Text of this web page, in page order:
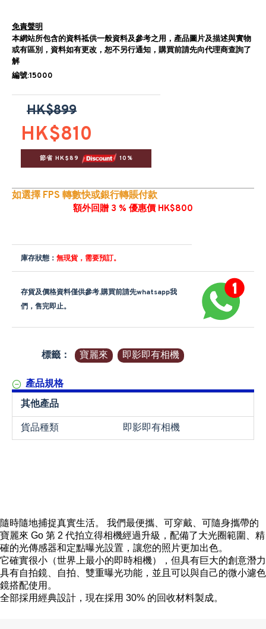
免責聲明
本網站所包含的資料祗供一般資料及參考之用，產品圖片及描述與實物
或有區別，資料如有更改，恕不另行通知，購買前請先向代理商查詢了
解
編號:15000
HK$810
HK$899
節省 HK$89 10%
如選擇 FPS 轉數快或銀行轉賬付款
額外回贈 3 % 優惠價 HK$800
庫存狀態： 無現貨，需要預訂。
存貨及價格資料僅供參考,購買前請先whatsapp我
們，售完即止。
標籤： 寶麗來 即影即有相機
產品規格
其他產品
貨品種類
即影即有相機
隨時隨地捕捉真實生活。 我們最便攜、可穿戴、可隨身攜帶的
寶麗來 Go 第 2 代拍立得相機經過升級，配備了大光圈範圍、精
確的光傳感器和定點曝光設置，讓您的照片更加出色。
它確實很小（世界上最小的即時相機），但具有巨大的創意潛力
具有自拍鏡、自拍、雙重曝光功能，並且可以與自己的微小濾色
鏡搭配使用。
全部採用經典設計，現在採用 30% 的回收材料製成。